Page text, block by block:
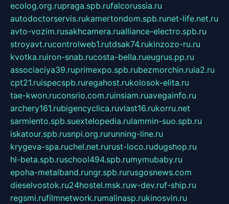
ecolog.org.rupraga.spb.rufalcorussia.ru
autodoctorservis.rukamertondom.spb.runet-life.net.ru
avto-vozim.rusakhcamera.rualliance-electro.spb.ru
stroyavt.rucontrolweb1.rutdsak74.rukinzozo-ru.ru
kvotka.ruiron-snab.rucosta-bella.rueugrus.pp.ru
associaciya39.ruprimexpo.spb.rubezmorchin.ruia2.ru
cpt21.ruispecspb.ruregahost.rukolosok-elita.ru
tae-kwon.ruconsrio.com.ruinsiam.ruavegainfo.ru
archery161.rubigencyclica.ruvlast16.rukorru.net
sarmiento.spb.suextelopedia.rulammin-suo.spb.ru
iskatour.spb.rusnpi.org.rurunning-line.ru
krygeva-spa.ruchel.net.rurust-loco.rudugshop.ru
hl-beta.spb.ruschool494.spb.rumymubaby.ru
epoha-metalband.rungr.spb.rurusgosnews.com
dieselvostok.ru24hostel.msk.ruw-dev.ruf-ship.ru
regsmi.rufilmnetwork.rumalinasp.rukinosvin.ru